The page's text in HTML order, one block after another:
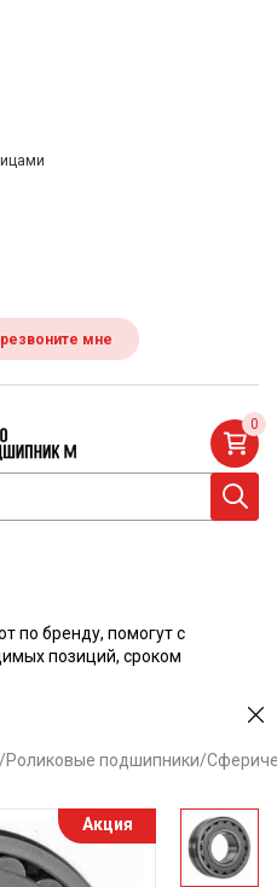
мне
0
по бренду, помогут с
позиций, сроком
/Роликовые подшипники/
Акция